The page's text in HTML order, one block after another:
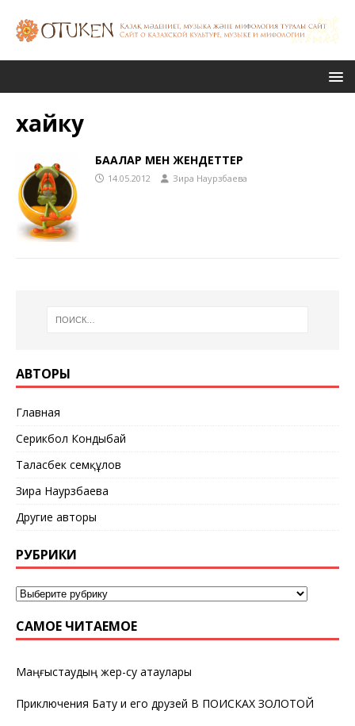
хайку
БАҚАЛАР МЕН ЖЕНДЕТТЕР
14.05.2012 Зира Наурзбаева
АВТОРЫ
Главная
Серикбол Кондыбай
Таласбек Әсемқұлов
Зира Наурзбаева
Другие авторы
РУБРИКИ
САМОЕ ЧИТАЕМОЕ
Маңғыстаудың жер-су атаулары
Приключения Бату и его друзей В ПОИСКАХ ЗОЛОТОЙ